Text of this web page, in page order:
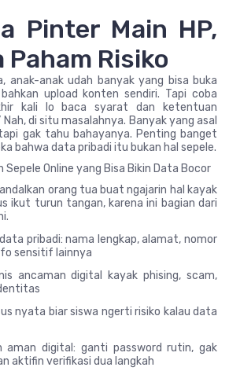
Pinter Main HP,
Paham Risiko
anak-anak udah banyak yang bisa buka
upload konten sendiri. Tapi coba
kali lo baca syarat dan ketentuan
Nah, di situ masalahnya. Banyak yang asal
gak tahu bahayanya. Penting banget
bahwa data pribadi itu bukan hal sepele.
Sepele Online yang Bisa Bikin Data Bocor
orang tua buat ngajarin hal kayak
ikut turun tangan, karena ini bagian dari
pribadi: nama lengkap, alamat, nomor
sensitif lainnya
ancaman digital kayak phising, scam,
nyata biar siswa ngerti risiko kalau data
aman digital: ganti password rutin, gak
aktifin verifikasi dua langkah